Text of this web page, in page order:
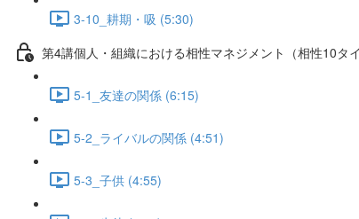
3-10_耕期・吸 (5:30)
第4講個人・組織における相性マネジメント（相性10タイ
5-1_友達の関係 (6:15)
5-2_ライバルの関係 (4:51)
5-3_子供 (4:55)